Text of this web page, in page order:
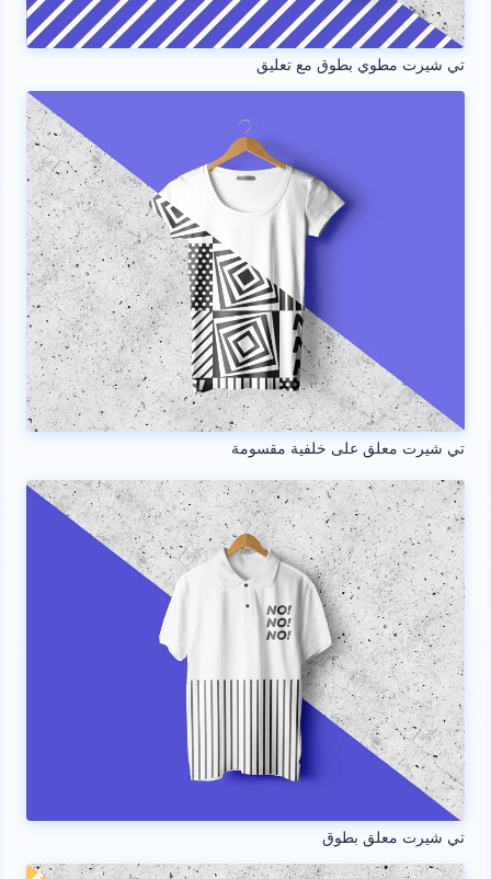
تي شيرت مطوي بطوق مع تعليق
تي شيرت معلق على خلفية مقسومة
تي شيرت معلق بطوق